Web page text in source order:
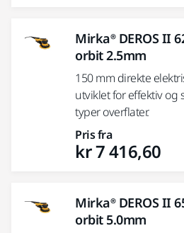
Mirka® DEROS II
orbit 2.5mm
150 mm direkte
utviklet for effektiv og
typer overflater.
Pris fra
kr 7 416,60
Mirka® DEROS II
orbit 5.0mm